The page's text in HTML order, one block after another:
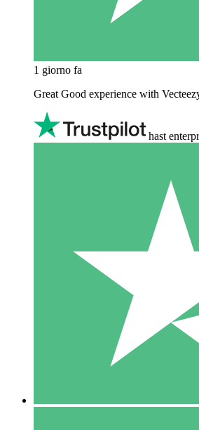
1 giorno fa
Great Good experience with
hast